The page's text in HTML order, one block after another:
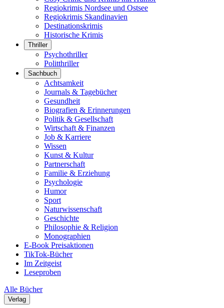
Regiokrimis Nordsee und Ostsee
Regiokrimis Skandinavien
Destinationskrimis
Historische Krimis
Thriller
Psychothriller
Politthriller
Sachbuch
Achtsamkeit
Journals & Tagebücher
Gesundheit
Biografien & Erinnerungen
Politik & Gesellschaft
Wirtschaft & Finanzen
Job & Karriere
Wissen
Kunst & Kultur
Partnerschaft
Familie & Erziehung
Psychologie
Humor
Sport
Naturwissenschaft
Geschichte
Philosophie & Religion
Monographien
E-Book Preisaktionen
TikTok-Bücher
Im Zeitgeist
Leseproben
Alle Bücher
Verlag